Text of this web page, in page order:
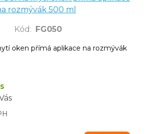
rozmývák 500 ml
Kód : FG050
oken přímá aplikace na rozmývák